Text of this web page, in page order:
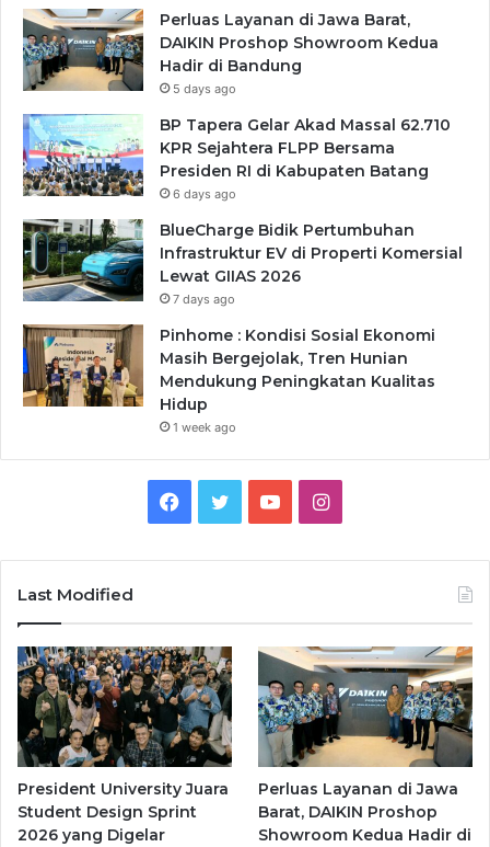
Perluas Layanan di Jawa Barat,
DAIKIN Proshop Showroom Kedua
Hadir di Bandung
5 days ago
BP Tapera Gelar Akad Massal 62.710
KPR Sejahtera FLPP Bersama
Presiden RI di Kabupaten Batang
6 days ago
BlueCharge Bidik Pertumbuhan
Infrastruktur EV di Properti Komersial
Lewat GIIAS 2026
7 days ago
Pinhome : Kondisi Sosial Ekonomi
Masih Bergejolak, Tren Hunian
Mendukung Peningkatan Kualitas
Hidup
1 week ago
Facebook
TwitterYouTubeInstagram
Last Modified
President University Juara
Student Design Sprint
2026 yang Digelar
Perluas Layanan di Jawa
Barat, DAIKIN Proshop
Showroom Kedua Hadir di